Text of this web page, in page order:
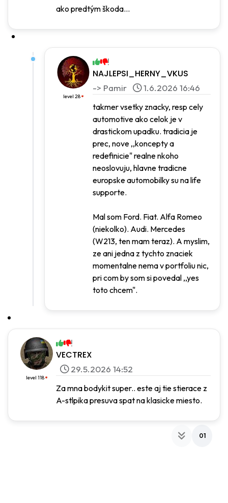
ako predtým škoda...
level 28
NAJLEPSI_HERNY_VKUS
-> Pamir 1.6.2026 16:46
takmer vsetky znacky, resp cely
automotive ako celok je v
drastickom upadku. tradicia je
prec, nove ,,koncepty a
redefinicie" realne nkoho
neoslovuju, hlavne tradicne
europske automobilky su na life
supporte.
Mal som Ford. Fiat. Alfa Romeo
(niekolko). Audi. Mercedes
(W213, ten mam teraz). A myslim,
ze ani jedna z tychto znaciek
momentalne nema v portfoliu nic,
pri com by som si povedal ,,yes
toto chcem".
level 118
VECTREX
29.5.2026 14:52
Za mna bodykit super.. este aj tie stierace z
A-stlpika presuva spat na klasicke miesto.
01